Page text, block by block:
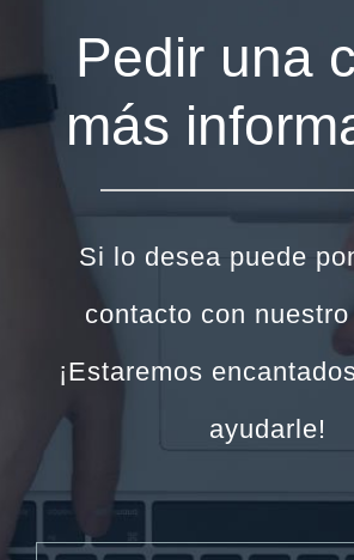
Pedir una
más
Si lo desea puede
contacto con
¡Estaremos
ayudarle!